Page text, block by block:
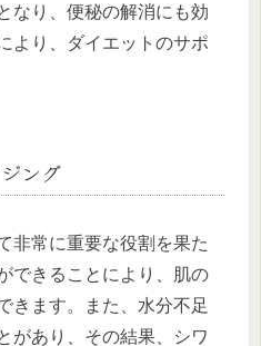
なり、便秘の解消にも効
より、ダイエットのサポ
ング
非常に重要な役割を果た
できることにより、肌の
きます。また、水分不足
があり、その結果、シワ